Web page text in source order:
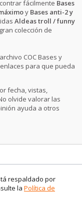
fácilmente Bases
y Bases anti-2 y
Aldeas troll / funny
colección de
COC Bases y
para que pueda
fecha, vistas,
olvide valorar las
ayuda a otros
respaldado por
la Política de